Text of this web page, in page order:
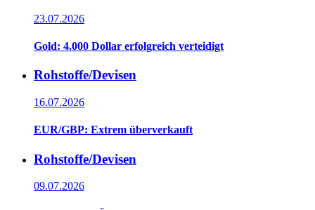
23.07.2026
Gold: 4.000 Dollar erfolgreich verteidigt
Rohstoffe/Devisen
16.07.2026
EUR/GBP: Extrem überverkauft
Rohstoffe/Devisen
09.07.2026